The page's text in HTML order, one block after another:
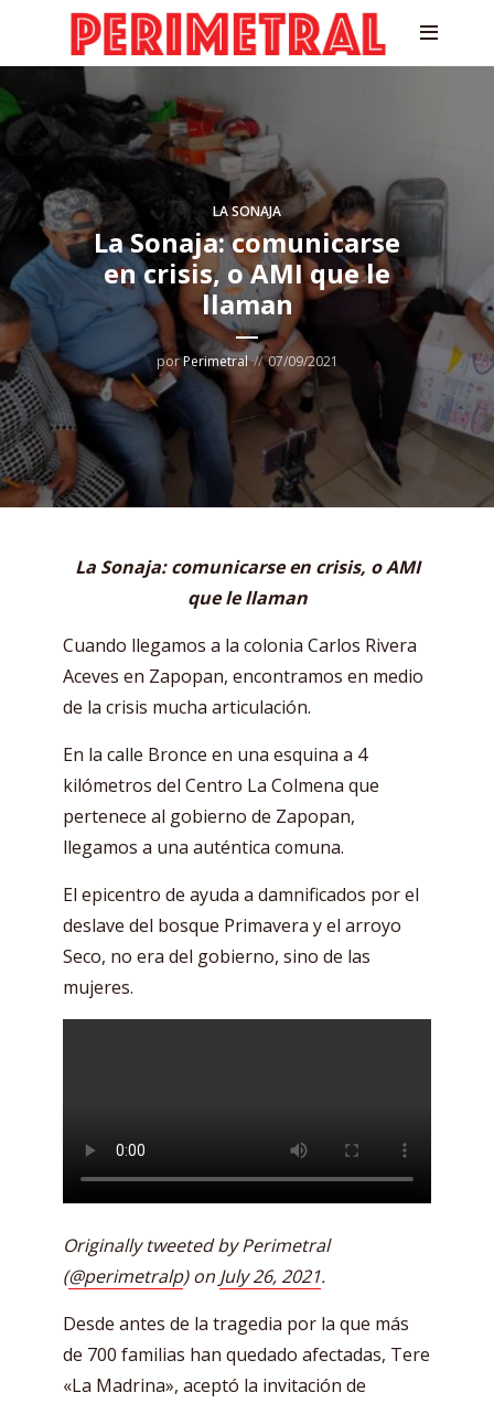
LA SONAJA
La Sonaja: comunicarse
en crisis, o AMI que le
llaman
porPerimetral 07/09/2021
La Sonaja: comunicarse en crisis, o AMI
que le llaman
Cuando llegamos a la colonia Carlos Rivera
Aceves en Zapopan, encontramos en medio
de la crisis mucha articulación.
En la calle Bronce en una esquina a 4
kilómetros del Centro La Colmena que
pertenece al gobierno de Zapopan,
llegamos a una auténtica comuna.
El epicentro de ayuda a damnificados por el
deslave del bosque Primavera y el arroyo
Seco, no era del gobierno, sino de las
mujeres.
Originally tweeted by Perimetral
(@perimetralp) on July 26, 2021.
Desde antes de la tragedia por la que más
de 700 familias han quedado afectadas, Tere
«La Madrina», aceptó la invitación de